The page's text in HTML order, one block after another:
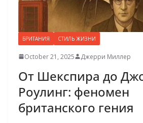
БРИТАНИЯ СТИЛЬ ЖИЗНИ
October 21, 2025 Джерри Миллер
От Шекспира до
Роулинг: феномен
британского гения